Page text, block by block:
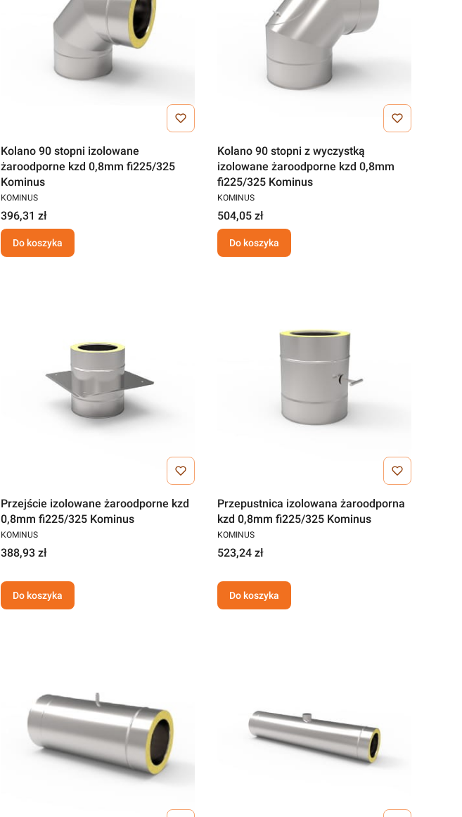
Kolano 90 stopni izolowane
żaroodporne kzd 0,8mm fi225/325
Kominus
KOMINUS
396,31 zł
Do koszyka
Kolano 90 stopni z wyczystką
izolowane żaroodporne kzd 0,8mm
fi225/325 Kominus
KOMINUS
504,05 zł
Do koszyka
Przejście izolowane żaroodporne kzd
0,8mm fi225/325 Kominus
KOMINUS
388,93 zł
Do koszyka
Przepustnica izolowana żaroodporna
kzd 0,8mm fi225/325 Kominus
KOMINUS
523,24 zł
Do koszyka